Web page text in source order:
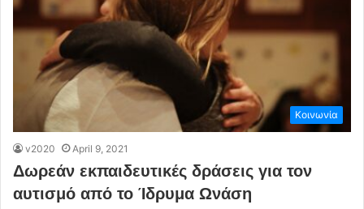
Κοινωνία
v2020 April 9, 2021
Δωρεάν εκπαιδευτικές δράσεις για τον
αυτισμό από το Ίδρυμα Ωνάση